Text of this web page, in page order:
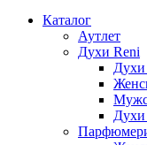
Каталог
Аутлет
Духи Reni
Духи
Духи